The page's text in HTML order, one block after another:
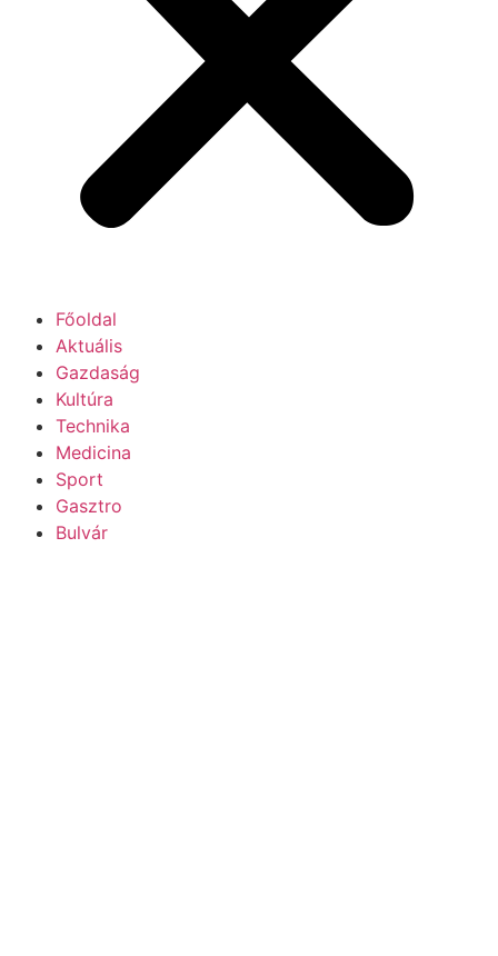
Főoldal
Aktuális
Gazdaság
Kultúra
Technika
Medicina
Sport
Gasztro
Bulvár